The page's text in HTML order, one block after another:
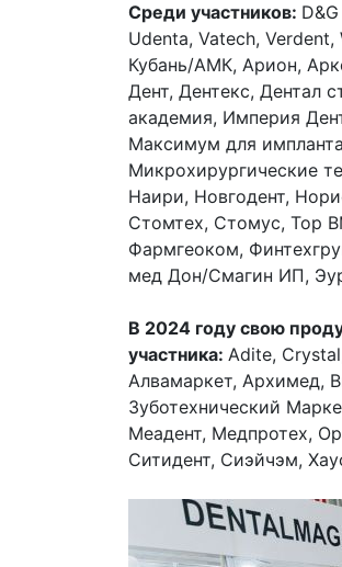
Среди участников:
Udenta, Vatech,
Кубань/АМК, Арион,
Дент, Дентекс, Дентал
академия, Империя
Максимум для
Микрохирургические
Наири, Новгодент,
Стомтех, Стомус, Тор
Фармгеоком,
мед Дон/Смагин ИП,
В 2024 году свою
участника: Adite,
Алвамаркет, Архимед,
Зуботехнический
Меадент, Медпротех,
Ситидент, Сиэйчэм,